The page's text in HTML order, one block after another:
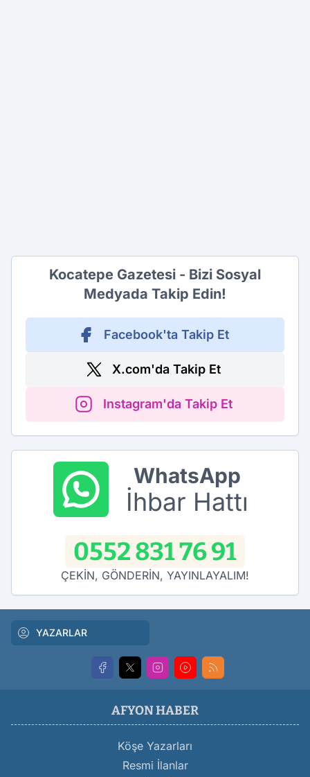
Kocatepe Gazetesi - Bizi Sosyal
Medyada Takip Edin!
Facebook'ta Takip Et
X.com'da Takip Et
Instagram'da Takip Et
WhatsApp
İhbar Hattı
0552 831 76 91
ÇEKİN, GÖNDERİN, YAYINLAYALIM!
YAZARLAR
AFYON HABER
Köşe Yazarları
Resmi İlanlar